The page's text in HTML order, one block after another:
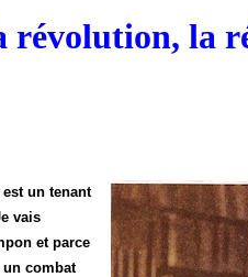
la
un tenant
vais
et parce
un combat